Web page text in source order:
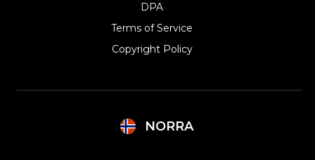
DPA
Terms of Service
Copyright Policy‎
NORRA